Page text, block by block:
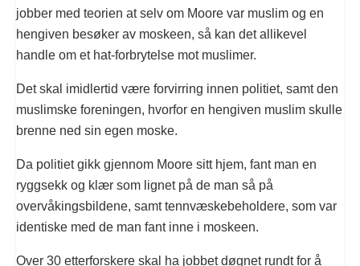
jobber med teorien at selv om Moore var muslim og en
hengiven besøker av moskeen, så kan det allikevel
handle om et hat-forbrytelse mot muslimer.
Det skal imidlertid være forvirring innen politiet, samt den
muslimske foreningen, hvorfor en hengiven muslim skulle
brenne ned sin egen moske.
Da politiet gikk gjennom Moore sitt hjem, fant man en
ryggsekk og klær som lignet på de man så på
overvåkingsbildene, samt tennvæskebeholdere, som var
identiske med de man fant inne i moskeen.
Over 30 etterforskere skal ha jobbet døgnet rundt for å